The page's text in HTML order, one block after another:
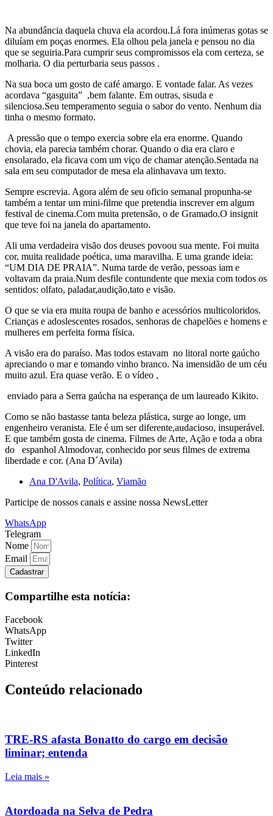
Na abundância daquela chuva ela acordou.Lá fora inúmeras gotas se
diluíam em poças enormes. Ela olhou pela janela e pensou no dia
que se seguiria.Para cumprir seus compromissos ela com certeza, se
molharia. O dia perturbaria seus passos .
Na sua boca um gosto de café amargo. E vontade falar. As vezes
acordava “gasguita” ,bem falante. Em outras, sisuda e
silenciosa.Seu temperamento seguia o sabor do vento. Nenhum dia
tinha o mesmo formato.
A pressão que o tempo exercia sobre ela era enorme. Quando
chovia, ela parecia também chorar. Quando o dia era claro e
ensolarado, ela ficava com um viço de chamar atenção.Sentada na
sala em seu computador de mesa ela alinhavava um texto.
Sempre escrevia. Agora além de seu oficio semanal propunha-se
também a tentar um mini-filme que pretendia inscrever em algum
festival de cinema.Com muita pretensão, o de Gramado.O insignit
que teve foi na janela do apartamento.
Ali uma verdadeira visão dos deuses povoou sua mente. Foi muita
cor, muita realidade poética, uma maravilha. E uma grande ideia:
“UM DIA DE PRAIA”. Numa tarde de verão, pessoas iam e
voltavam da praia.Num desfile contundente que mexia com todos os
sentidos: olfato, paladar,audição,tato e visão.
O que se via era muita roupa de banho e acessórios multicoloridos.
Crianças e adoslescentes rosados, senhoras de chapelões e homens e
mulheres em perfeita forma física.
A visão era do paraíso. Mas todos estavam no litoral norte gaúcho
apreciando o mar e tomando vinho branco. Na imensidão de um céu
muito azul. Era quase verão. E o vídeo ,
enviado para a Serra gaúcha na esperança de um laureado Kikito.
Como se não bastasse tanta beleza plástica, surge ao longe, um
engenheiro veranista. Ele é um ser diferente,audacioso, insuperável.
E que também gosta de cinema. Filmes de Arte, Ação e toda a obra
do espanhol Almodovar, conhecido por seus filmes de extrema
liberdade e cor. (Ana D´Avila)
Ana D'Avila, Política, Viamão
Participe de nossos canais e assine nossa NewsLetter
WhatsApp
Telegram
Nome
Email
Cadastrar
Compartilhe esta notícia:
Facebook
WhatsApp
Twitter
LinkedIn
Pinterest
Conteúdo relacionado
TRE-RS afasta Bonatto do cargo em decisão
liminar; entenda
Leia mais »
Atordoada na Selva de Pedra